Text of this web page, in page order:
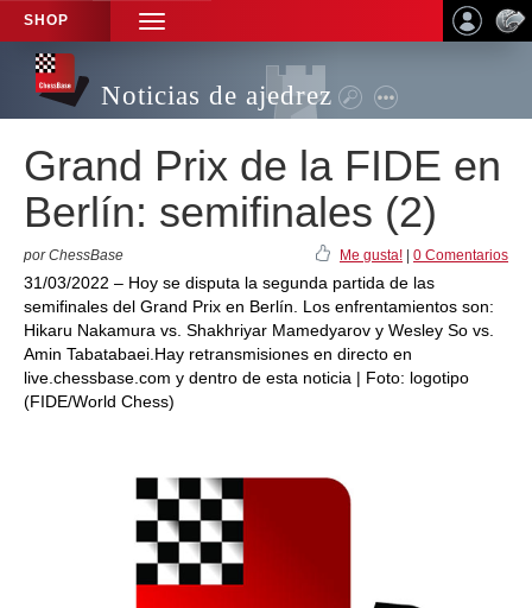
SHOP
TOGGLE
NAVIGATION
Noticias de ajedrez
Grand Prix de la FIDE en
Berlín: semifinales (2)
por ChessBase Me gusta! 0 Comentarios
31/03/2022 – Hoy se disputa la segunda partida de las
semifinales del Grand Prix en Berlín. Los enfrentamientos son:
Hikaru Nakamura vs. Shakhriyar Mamedyarov y Wesley So vs.
Amin Tabatabaei.Hay retransmisiones en directo en
live.chessbase.com y dentro de esta noticia | Foto: logotipo
(FIDE/World Chess)